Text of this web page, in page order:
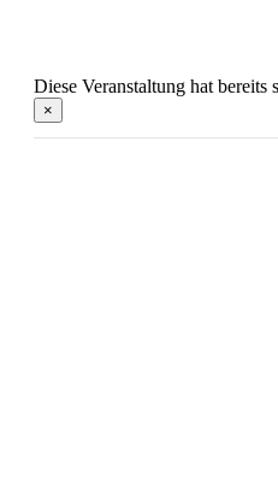
Diese Veranstaltung hat bereits
×